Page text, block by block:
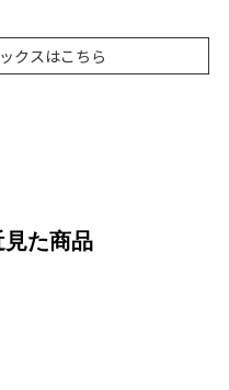
クスはこちら
見た商品